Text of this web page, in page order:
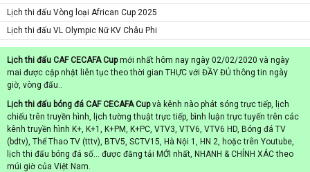
Lịch thi đấu Vòng loại African Cup 2025
Lịch thi đấu VL Olympic Nữ KV Châu Phi
Lịch thi đấu CAF CECAFA Cupmới nhất hôm nay ngày 02/02/2020 và ngày
mai được cập nhật liên tục theo thời gian THỰC với ĐẦY ĐỦ thông tin ngày
giờ, vòng đấu..
Lịch thi đấu bóng đá CAF CECAFA Cupvà kênh nào phát sóng trực tiếp, lịch
chiếu trên truyền hình, lịch tường thuật trực tiếp, bình luận trực tuyến trên các
kênh truyền hình K+, K+1, K+PM, K+PC, VTV3, VTV6, VTV6 HD, Bóng đá TV
(bdtv), Thể Thao TV (tttv), BTV5, SCTV15, Hà Nội 1, HN 2, hoặc trên Youtube,
lịch thi đấu bóng đá số... được đăng tải MỚI nhất, NHANH & CHÍNH XÁC theo
múi giờ của Việt Nam.